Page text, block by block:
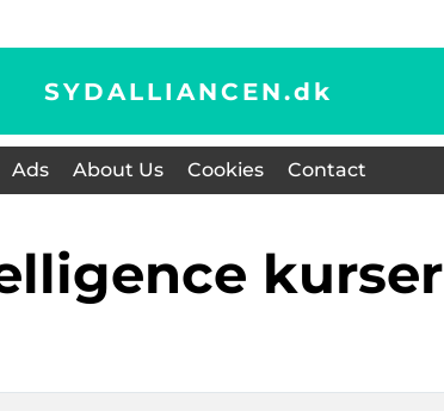
SYDALLIANCEN.dk
Ads About Us Cookies Contact
kurser